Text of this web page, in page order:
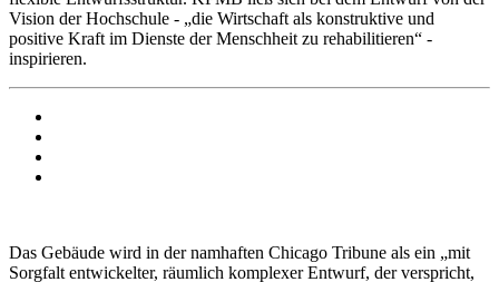
Vision der Hochschule - „die Wirtschaft als konstruktive und
positive Kraft im Dienste der Menschheit zu rehabilitieren“ -
inspirieren.
Das Gebäude wird in der namhaften Chicago Tribune als ein „mit
Sorgfalt entwickelter, räumlich komplexer Entwurf, der verspricht,